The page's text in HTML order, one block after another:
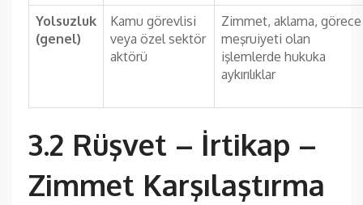
Yolsuzluk
(genel)
Kamu görevlisi
veya özel sektör
aktörü
Zimmet, aklama, görece
meşruiyeti olan
işlemlerde hukuka
aykırılıklar
3.2 Rüşvet – İrtikap –
Zimmet Karşılaştırma